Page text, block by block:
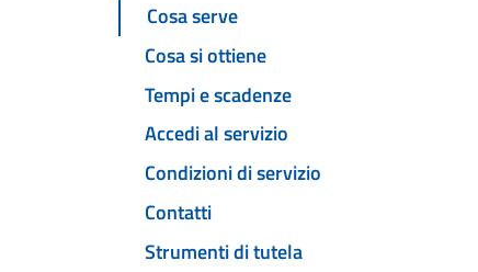
Cosa serve
Cosa si ottiene
Tempi e scadenze
Accedi al servizio
Condizioni di servizio
Contatti
Strumenti di tutela